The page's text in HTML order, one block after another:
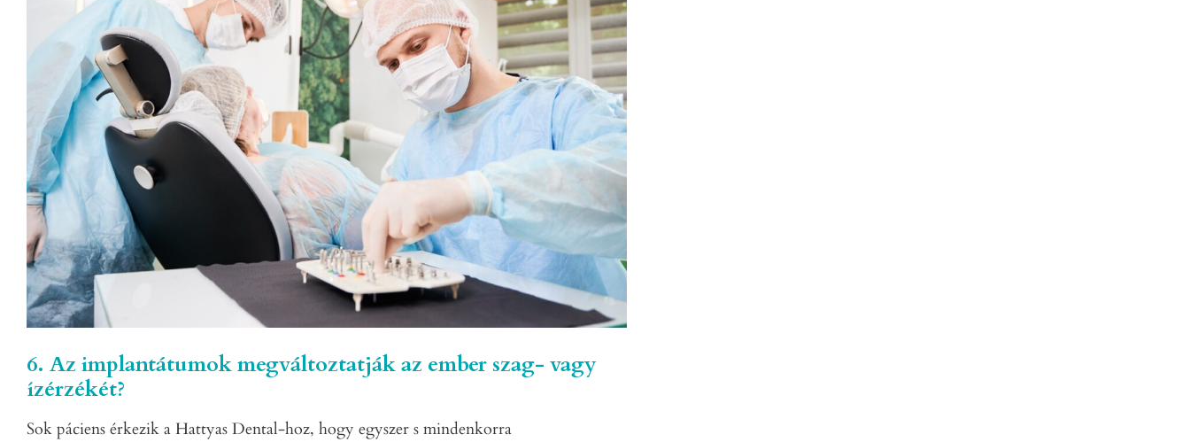
6. Az implantátumok megváltoztatják az ember szag- vagy
ízérzékét?
Sok páciens érkezik a Hattyas Dental-hoz, hogy egyszer s mindenkorra